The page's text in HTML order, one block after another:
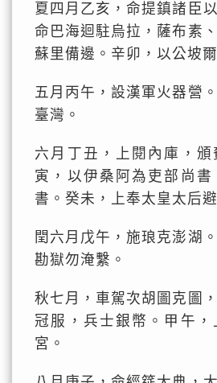
夏四月乙亥，命提鎮諸臣
命巴海迴駐烏拉，薩布素
蘇里備邊。辛卯，以公坡
五月丙午，設漢軍火器營
臺灣。
六月丁丑，上閱內庫，頒
寅，以伊桑阿為吏部尚書
書。癸未，上奉太皇太后
閏六月戊午，施琅克澎湖
勘獄勿淹繫。
秋七月，車駕次胡圖克圖
冠服，兵士銀幣。甲午，
宮。